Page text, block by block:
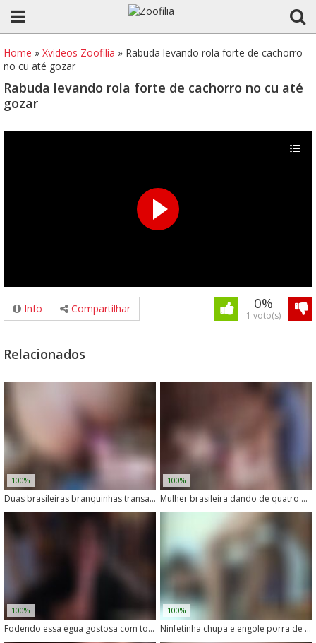
Home » Xvideos Zoofilia » Rabuda levando rola forte de cachorro
no cu até gozar
Rabuda levando rola forte de cachorro no cu até
gozar
Info Compartilhar 0%
1 voto(s)
Relacionados
100%
Duas brasileiras branquinhas transando com um cachorro
100%
Mulher brasileira dando de quatro para um cachorro
100%
Fodendo essa égua gostosa com toda a rola
100%
Ninfetinha chupa e engole porra de cachorro em vídeo caseiro